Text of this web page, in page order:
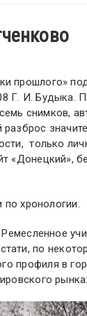
прошлого»
Г. И. Будыка.
снимков,
только
«Донецкий»,
по хронологии.
Ремесленное
по
профиля в
рынка: